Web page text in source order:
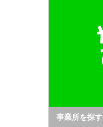
事業所を探す